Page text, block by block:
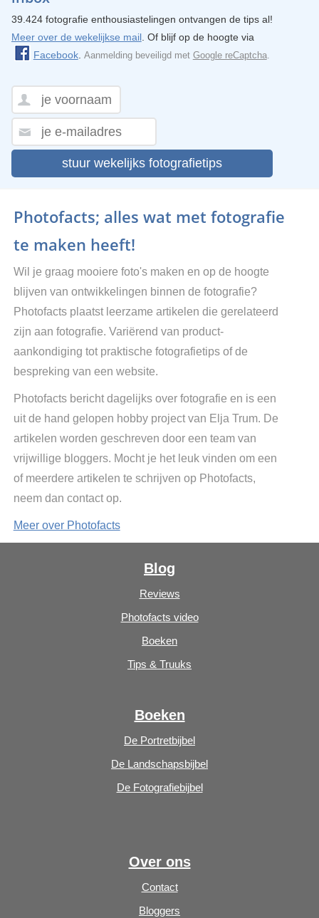
39.424 fotografie enthousiastelingen ontvangen de tips al!
Meer over de wekelijkse mail. Of blijf op de hoogte via
Facebook. Aanmelding beveiligd met Google reCaptcha.
stuur wekelijks fotografietips
Photofacts; alles wat met fotografie
te maken heeft!
Wil je graag mooiere foto's maken en op de hoogte
blijven van ontwikkelingen binnen de fotografie?
Photofacts plaatst leerzame artikelen die gerelateerd
zijn aan fotografie. Variërend van product-
aankondiging tot praktische fotografietips of de
bespreking van een website.
Photofacts bericht dagelijks over fotografie en is een
uit de hand gelopen hobby project van Elja Trum. De
artikelen worden geschreven door een team van
vrijwillige bloggers. Mocht je het leuk vinden om een
of meerdere artikelen te schrijven op Photofacts,
neem dan contact op.
Meer over Photofacts
Blog
Reviews
Photofacts video
Boeken
Tips & Truuks
Boeken
De Portretbijbel
De Landschapsbijbel
De Fotografiebijbel
Over ons
Contact
Bloggers